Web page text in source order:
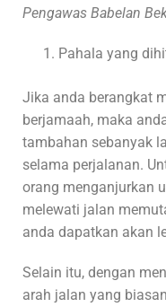
Pengawas Babelan
Pahala yang
Jika anda berangkat
berjamaah, maka
tambahan sebanyak
selama perjalanan.
orang menganjurkan
melewati jalan
anda dapatkan akan
Selain itu, dengan
arah jalan yang